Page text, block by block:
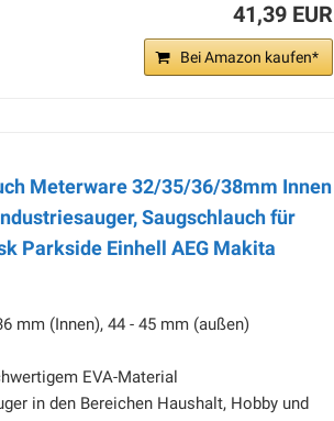
41,39 EUR
Bei Amazon kaufen*
Meterware 32/35/36/38mm Innen
Saugschlauch für
Parkside Einhell AEG Makita
mm (Innen), 44 - 45 mm (außen)
EVA-Material
in den Bereichen Haushalt, Hobby und